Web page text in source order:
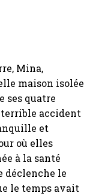
Mina,
maison isolée
ses quatre
terrible accident
et
où elles
à la santé
déclenche le
le temps avait